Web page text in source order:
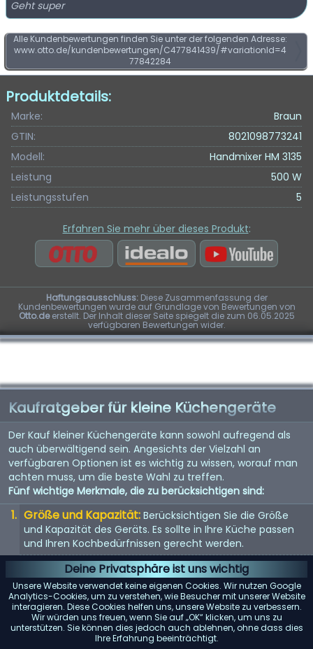
Deine Privatsphäre ist uns wichtig
Unsere Website verwendet keine eigenen Cookies. Wir nutzen Google
Analytics-Cookies, um zu verstehen, wie Besucher mit unserer Website
interagieren. Diese Cookies helfen uns, unsere Website zu verbessern.
Wir würden uns freuen, wenn Sie auf „OK“ klicken, um uns zu
unterstützen. Sie können dies jedoch auch ablehnen, ohne dass dies
Ihre Erfahrung beeinträchtigt.
Geht super
Alle Kundenbewertungen finden Sie unter der folgenden Adresse:
www.otto.de/kundenbewertungen/C477841439/#variationId=4
77842284
Produktdetails:
Marke:
Braun
GTIN:
8021098773241
Modell:
Handmixer HM 3135
Leistung
500 W
Leistungsstufen
5
Erfahren Sie mehr über dieses Produkt:
Haftungsausschluss:Diese Zusammenfassung der
Kundenbewertungen wurde auf Grundlage von Bewertungen von
Otto.deerstellt. Der Inhalt dieser Seite spiegelt die zum 06.05.2025
verfügbaren Bewertungen wider.
Kaufratgeber für kleine Küchengeräte
Der Kauf kleiner Küchengeräte kann sowohl aufregend als
auch überwältigend sein. Angesichts der Vielzahl an
verfügbaren Optionen ist es wichtig zu wissen, worauf man
achten muss, um die beste Wahl zu treffen.
Fünf wichtige Merkmale, die zu berücksichtigen sind:
Größe und Kapazität: Berücksichtigen Sie die Größe
und Kapazität des Geräts. Es sollte in Ihre Küche passen
und Ihren Kochbedürfnissen gerecht werden.
Energieeffizienz: Energieeffiziente Geräte sparen nicht
nur Geld bei der Stromrechnung, sondern sind auch
umweltfreundlich.
Benutzerfreundlichkeit: Suchen Sie nach Geräten mit
benutzerfreundlichen Bedienelementen und Funktionen.
Sie sollten einfach zu bedienen und zu reinigen sein.